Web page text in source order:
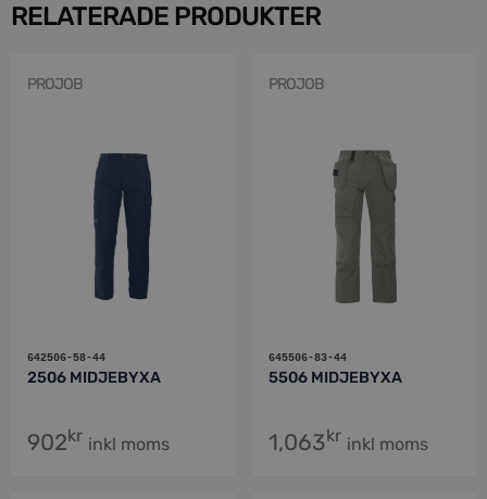
RELATERADE PRODUKTER
PROJOB
642506-58-44
2506 MIDJEBYXA
902kr inkl moms
PROJOB
645506-83-44
5506 MIDJEBYXA
1,063kr inkl moms